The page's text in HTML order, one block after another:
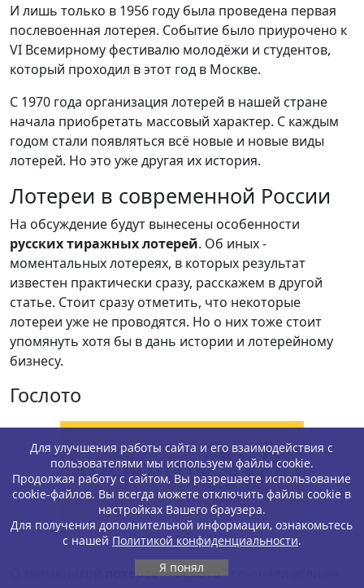
И лишь только в 1956 году была проведена первая
послевоенная лотерея. Событие было приурочено к
VI Всемирному фестивалю молодёжи и студентов,
который проходил в этот год в Москве.
С 1970 года организация лотерей в нашей стране
начала приобретать массовый характер. С каждым
годом стали появляться всё новые и новые виды
лотерей. Но это уже другая их история.
Лотереи в современной России
На обсуждение будут вынесены особенности
русских тиражных лотерей. Об иных -
моментальных лотереях, в которых результат
известен практически сразу, расскажем в другой
статье. Стоит сразу отметить, что некоторые
лотереи уже не проводятся. Но о них тоже стоит
упомянуть хотя бы в дань истории и лотерейному
бизнесу.
Гослото
Лотерея Гослото
лотерее "Гослото"слышали если не
Для улучшения работы сайта и его взаимодействия с
пользователями мы используем файлы cookie.
Продолжая работу с сайтом, Вы разрешаете использование
cookie-файлов. Вы всегда можете отключить файлы cookie в
настройках Вашего браузера.
Для получения дополнительной информации, ознакомьтесь
с нашей Политикой конфиденциальности.
Я понял